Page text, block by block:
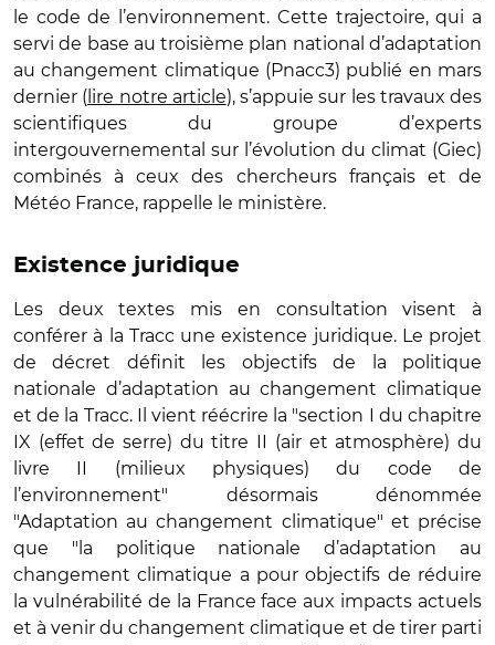
le code de l’environnement. Cette trajectoire, qui a
servi de base au troisième plan national d’adaptation
au changement climatique (Pnacc3) publié en mars
dernier ( lire notre article), s’appuie sur les travaux des
scientifiques du groupe d’experts
intergouvernemental sur l’évolution du climat (Giec)
combinés à ceux des chercheurs français et de
Météo France, rappelle le ministère.
Existence juridique
Les deux textes mis en consultation visent à
conférer à la Tracc une existence juridique. Le projet
de décret définit les objectifs de la politique
nationale d’adaptation au changement climatique
et de la Tracc. Il vient réécrire la "section I du chapitre
IX (effet de serre) du titre II (air et atmosphère) du
livre II (milieux physiques) du code de
l’environnement" désormais dénommée
"Adaptation au changement climatique" et précise
que "la politique nationale d’adaptation au
changement climatique a pour objectifs de réduire
la vulnérabilité de la France face aux impacts actuels
et à venir du changement climatique et de tirer parti